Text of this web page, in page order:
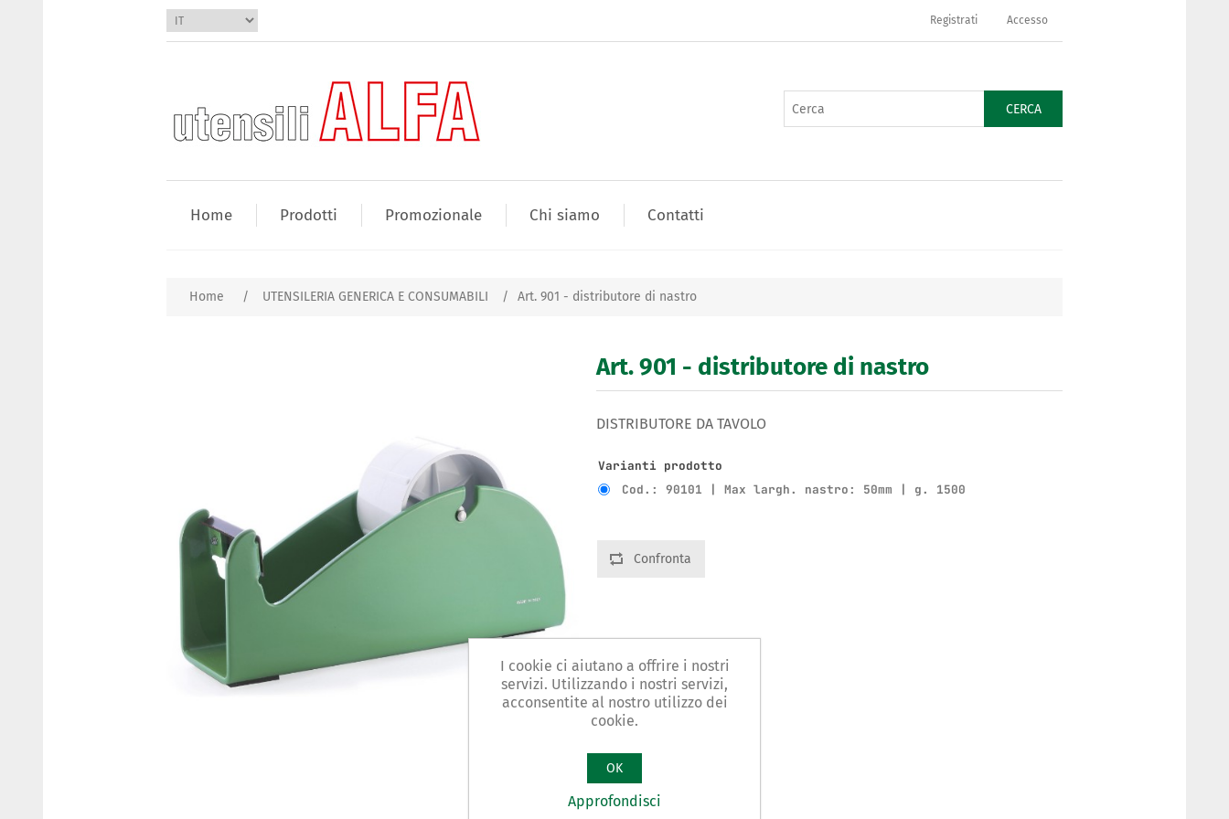
Registrati Accesso
CERCA
Home Prodotti Promozionale Chi siamo Contatti
Home / UTENSILERIA GENERICA E CONSUMABILI / Art. 901 - distributore di nastro
Art. 901 - distributore di nastro
DISTRIBUTORE DA TAVOLO
Varianti prodotto
Cod.: 90101 | Max largh. nastro: 50mm | g. 1500
Confronta
I cookie ci aiutano a offrire i nostri
servizi. Utilizzando i nostri servizi,
acconsentite al nostro utilizzo dei
cookie.
OK
Approfondisci